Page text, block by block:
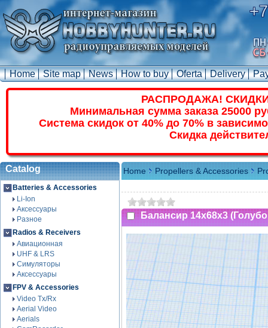
Home Site map News How to buy Oferta Delivery
РАСПРОДАЖА!
Минимальная сумма заказа 25000
Система скидок от 40% до 70% в
Скидка
Catalog
Batteries & Accessories
Li-Ion
Аксессуары
Разное
Radios & Receivers
Авиационная
UHF & LRS
Симуляторы
Аксессуары
FPV & Accessories
Video Tx/Rx
Aerial Video
Aerials
Home Propellers & Accessories
Балансир 14x68x3